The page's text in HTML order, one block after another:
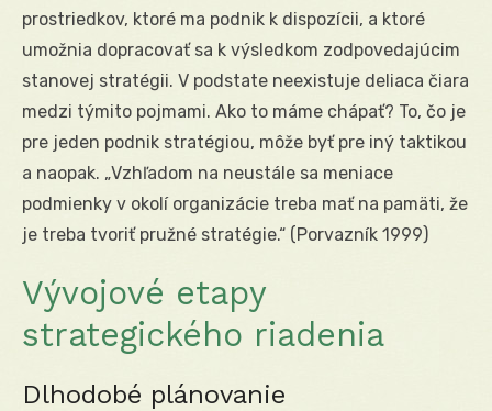
prostriedkov, ktoré ma podnik k dispozícii, a ktoré
umožnia dopracovať sa k výsledkom zodpovedajúcim
stanovej stratégii. V podstate neexistuje deliaca čiara
medzi týmito pojmami. Ako to máme chápať? To, čo je
pre jeden podnik stratégiou, môže byť pre iný taktikou
a naopak. „Vzhľadom na neustále sa meniace
podmienky v okolí organizácie treba mať na pamäti, že
je treba tvoriť pružné stratégie.“ (Porvazník 1999)
Vývojové etapy
strategického riadenia
Dlhodobé plánovanie